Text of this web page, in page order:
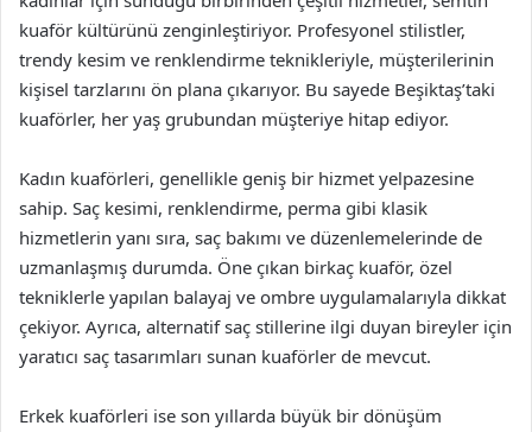
kuaför kültürünü zenginleştiriyor. Profesyonel stilistler,
trendy kesim ve renklendirme teknikleriyle, müşterilerinin
kişisel tarzlarını ön plana çıkarıyor. Bu sayede Beşiktaş’taki
kuaförler, her yaş grubundan müşteriye hitap ediyor.
Kadın kuaförleri, genellikle geniş bir hizmet yelpazesine
sahip. Saç kesimi, renklendirme, perma gibi klasik
hizmetlerin yanı sıra, saç bakımı ve düzenlemelerinde de
uzmanlaşmış durumda. Öne çıkan birkaç kuaför, özel
tekniklerle yapılan balayaj ve ombre uygulamalarıyla dikkat
çekiyor. Ayrıca, alternatif saç stillerine ilgi duyan bireyler için
yaratıcı saç tasarımları sunan kuaförler de mevcut.
Erkek kuaförleri ise son yıllarda büyük bir dönüşüm